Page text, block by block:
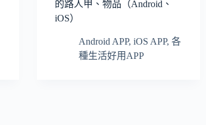
的路人甲、物品（Android、
iOS）
Android APP, iOS APP, 各
種生活好用APP